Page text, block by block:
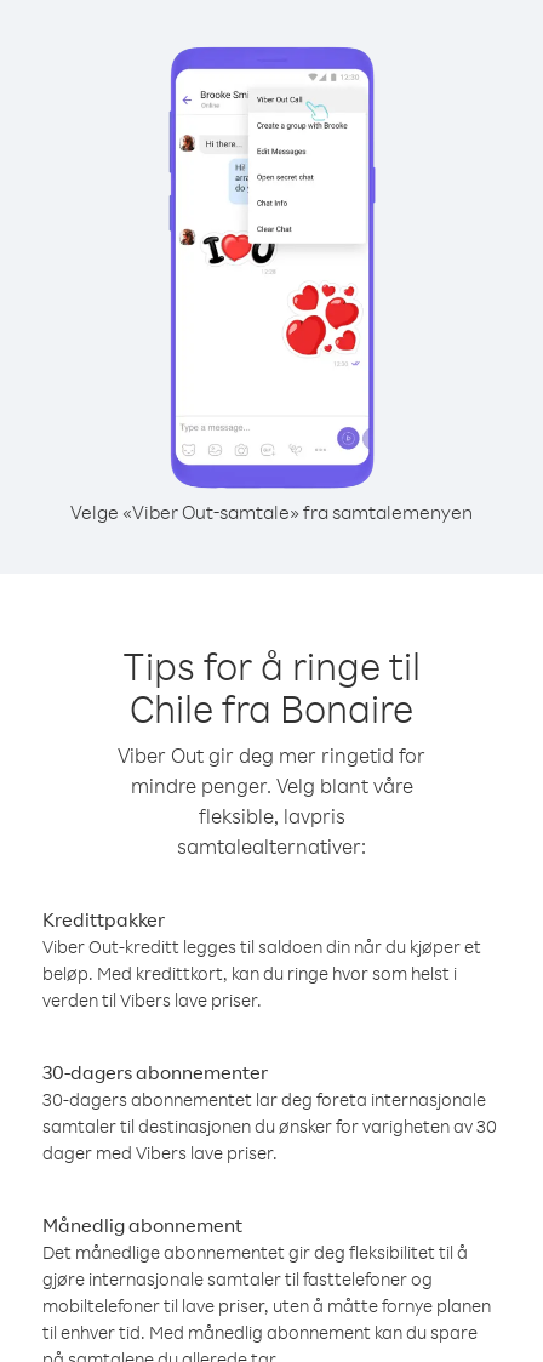
Velge «Viber Out-samtale» fra samtalemenyen
Tips for å ringe til
Chile fra Bonaire
Viber Out gir deg mer ringetid for
mindre penger. Velg blant våre
fleksible, lavpris
samtalealternativer:
Kredittpakker
Viber Out-kreditt legges til saldoen din når du kjøper et
beløp. Med kredittkort, kan du ringe hvor som helst i
verden til Vibers lave priser.
30-dagers abonnementer
30-dagers abonnementet lar deg foreta internasjonale
samtaler til destinasjonen du ønsker for varigheten av 30
dager med Vibers lave priser.
Månedlig abonnement
Det månedlige abonnementet gir deg fleksibilitet til å
gjøre internasjonale samtaler til fasttelefoner og
mobiltelefoner til lave priser, uten å måtte fornye planen
til enhver tid. Med månedlig abonnement kan du spare